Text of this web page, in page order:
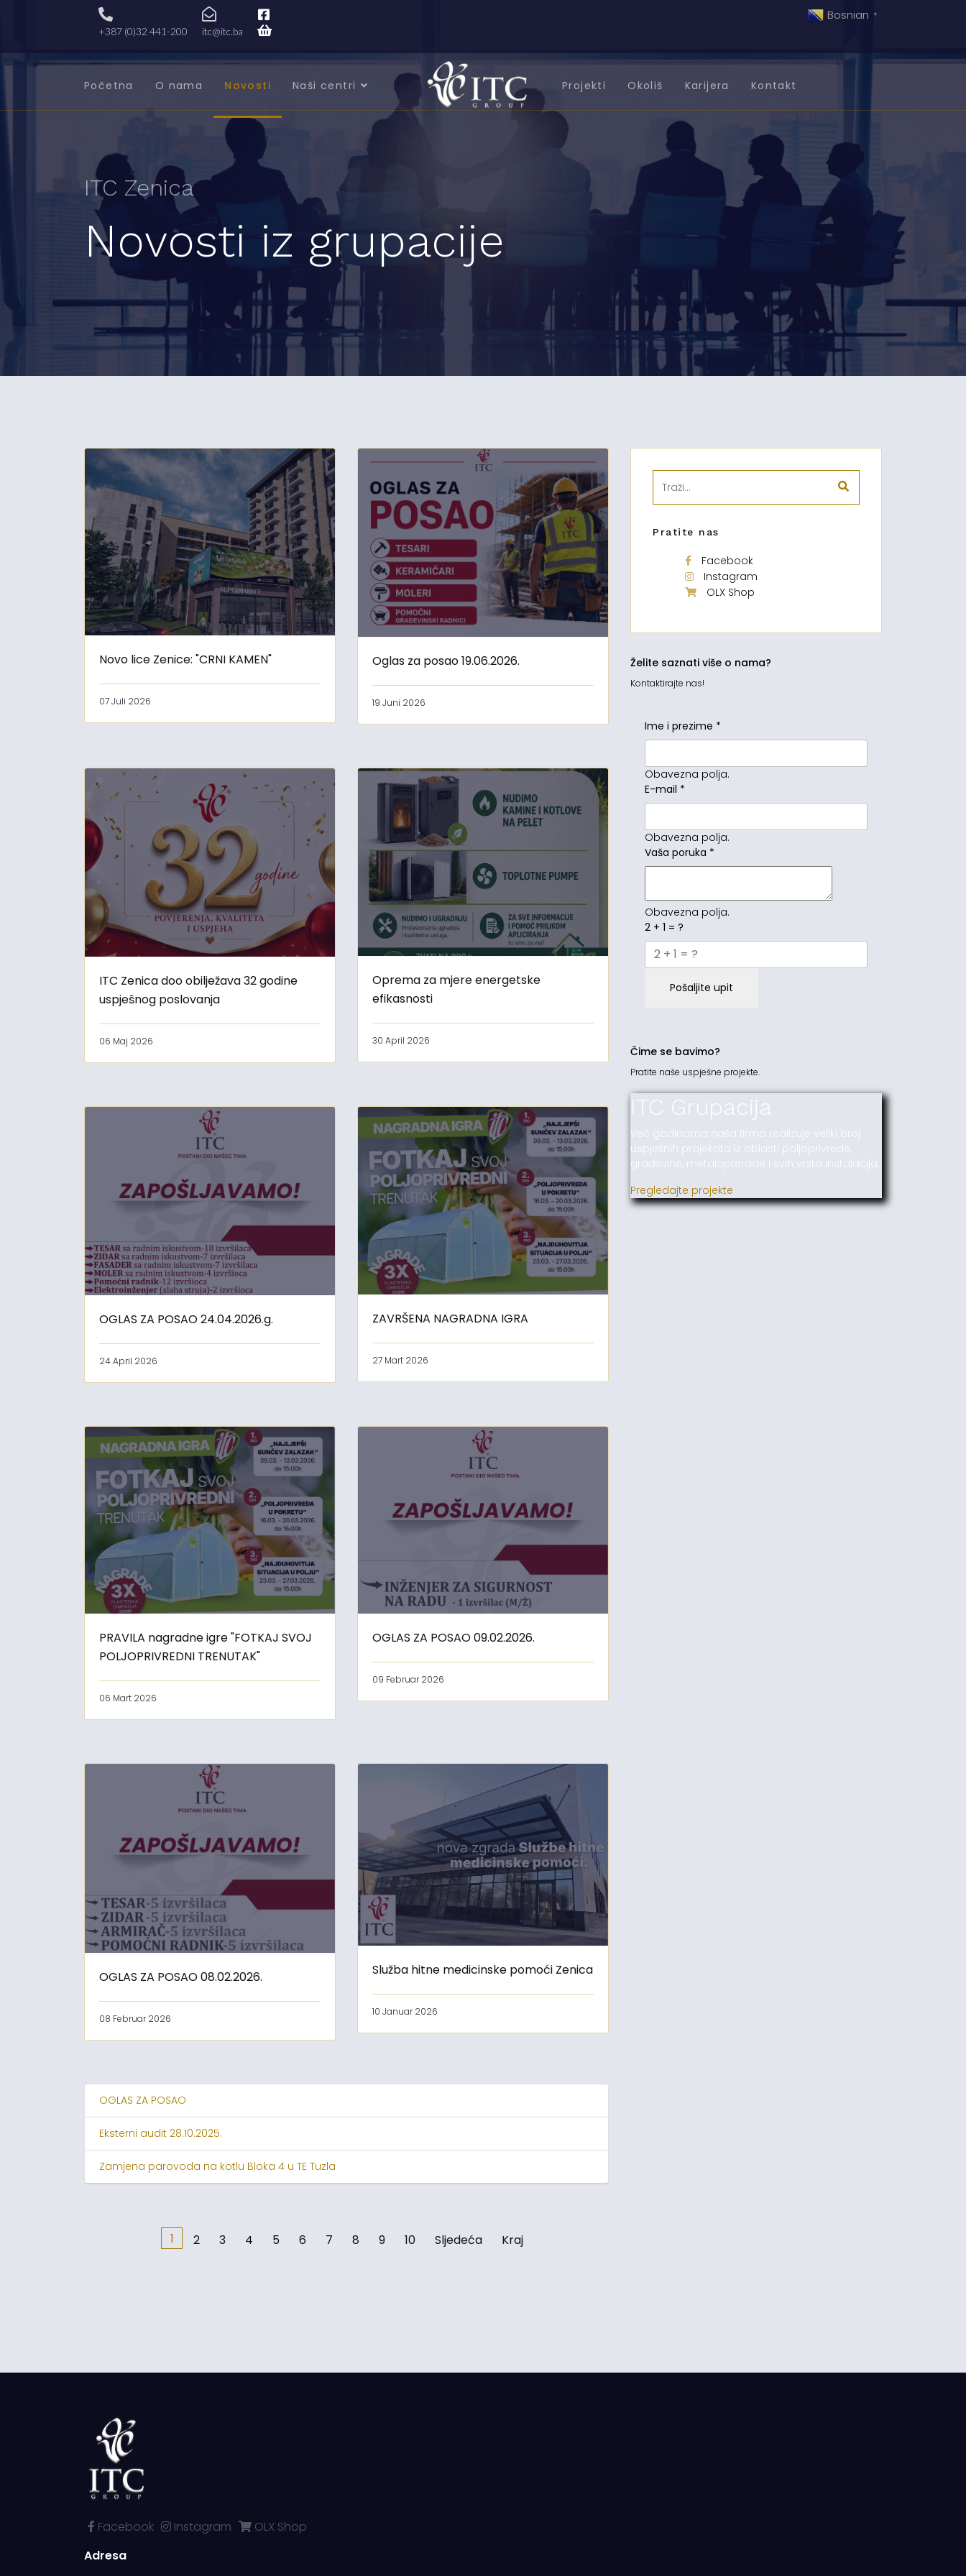
+387 (0)32 441-200 itc@itc.ba
Bosnian ▼
Početna O nama Novosti Naši centri Projekti Okoliš Karijera Kontakt
ITC Zenica
Novosti iz grupacije
Novo lice Zenice: "CRNI KAMEN"
07 Juli 2026
Oglas za posao 19.06.2026.
19 Juni 2026
ITC Zenica doo obilježava 32 godine
uspješnog poslovanja
06 Maj 2026
Oprema za mjere energetske
efikasnosti
30 April 2026
OGLAS ZA POSAO 24.04.2026.g.
24 April 2026
ZAVRŠENA NAGRADNA IGRA
27 Mart 2026
PRAVILA nagradne igre "FOTKAJ SVOJ
POLJOPRIVREDNI TRENUTAK"
06 Mart 2026
OGLAS ZA POSAO 09.02.2026.
09 Februar 2026
OGLAS ZA POSAO 08.02.2026.
08 Februar 2026
Služba hitne medicinske pomoći Zenica
10 Januar 2026
OGLAS ZA POSAO
Eksterni audit 28.10.2025.
Zamjena parovoda na kotlu Bloka 4 u TE Tuzla
1 2 3 4 5 6 7 8 9 10 Sljedeća Kraj
Pratite nas
Facebook
Instagram
OLX Shop
Želite saznati više o nama?
Kontaktirajte nas!
Ime i prezime *
Obavezna polja.
E-mail *
Obavezna polja.
Vaša poruka *
Obavezna polja.
2 + 1 = ?
Pošaljite upit
Čime se bavimo?
Pratite naše uspješne projekte.
ITC Grupacija
Već godinama naša firma realizuje veliki broj
uspješnih projekata iz oblasti poljoprivrede,
građevine, metaloprerade i svih vrsta instalacija.
Pregledajte projekte
Facebook Instagram
OLX Shop
Adresa